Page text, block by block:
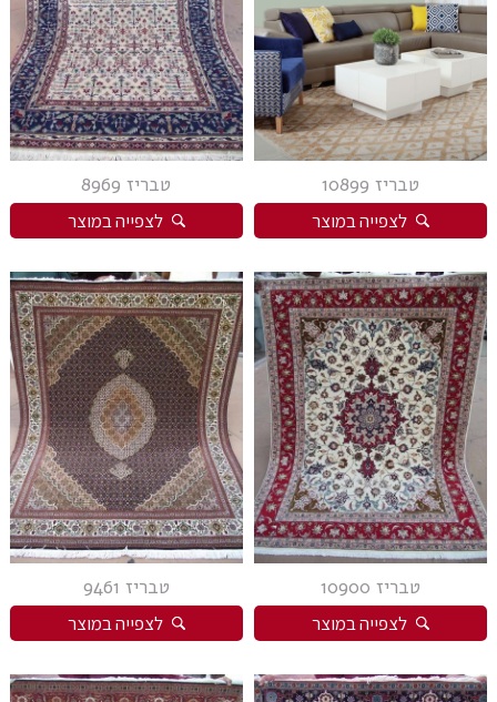
פרסי מוד
פרסי נהין
פרסי סראפי
פרסי קום
פרסי קום משי
פרסי קוצ'אן
פרסי קלארדש
פרסי קשאן
פרסי קשקאי
פרסי שבטי ילמה
טבריז 10899
לצפייה במוצר
טבריז 8969
לצפייה במוצר
טבריז 10900
לצפייה במוצר
טבריז 9461
לצפייה במוצר